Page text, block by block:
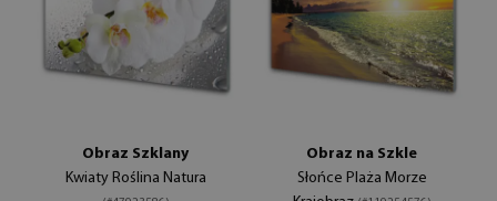
Obraz Szklany
Kwiaty Roślina Natura
Obraz na Szkle
Słońce Plaża Morze